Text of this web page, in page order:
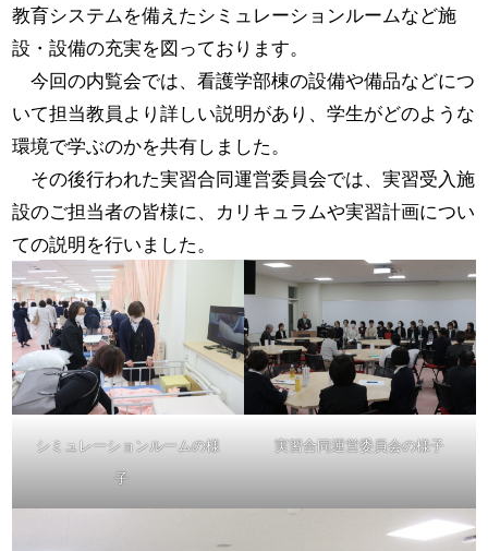
教育システムを備えたシミュレーションルームなど施
設・設備の充実を図っております。
今回の内覧会では、看護学部棟の設備や備品などにつ
いて担当教員より詳しい説明があり、学生がどのような
環境で学ぶのかを共有しました。
その後行われた実習合同運営委員会では、実習受入施
設のご担当者の皆様に、カリキュラムや実習計画につい
ての説明を行いました。
シミュレーションルームの様
子
実習合同運営委員会の様子